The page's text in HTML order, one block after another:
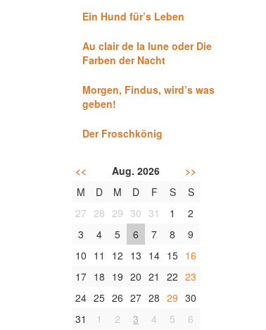
Ein Hund für’s Leben
Au clair de la lune oder Die
Farben der Nacht
Morgen, Findus, wird’s was
geben!
Der Froschkönig
<< Aug. 2026
>>
M
D M D F S
S
27 28 29 30 31 1
2
3
4 5 6 7 8
9
10 11 12 13 14 15 16
17 18 19 20 21 22 23
24 25 26 27 28 29 30
31
1 2 3 4 5 6